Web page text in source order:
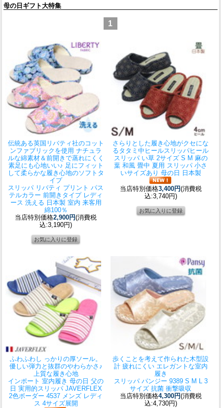
母の日ギフト大特集
1
伝統ある英国リバティ社のコット
ンファブリックを使用 ナチュラ
ルな綿素材＆前開きで蒸れにくく
素足にも心地いい♪ 足にフィット
して柔らかな履き心地のソフトタ
イプ
スリッパ リバティ プリント パス
テルカラー 前開きタイプ レディ
ース 洗える 日本製 室内 来客用
綿100％
当店特別価格2,900円(消費税
込:3,190円)
さらりとした履き心地がクセにな
るタタミ中ヒールスリッパヒール
スリッパ い草 2サイズ S M 麻の
葉 和風 畳中 夏用 スリッパ 小さ
いサイズあり 母の日 日本製
当店特別価格3,400円(消費税
込:3,740円)
ふわふわし っかりの厚ソール。
優しい弾力と抜群のやわらかさ♪
上質な履き心地
インポート 室内履き 母の日 父の
日 実用的 スリッパ JAVERFLEX
2色ボーダー 4537 メンズ レディ
ス 4サイズ展開
歩くことを考えて作られた木型設
計 疲れにくい エレガントな室内
履き
スリッパ パンジー 9389 S M L 3
サイズ 抗菌 衝撃吸収
当店特別価格4,300円(消費税
込:4,730円)